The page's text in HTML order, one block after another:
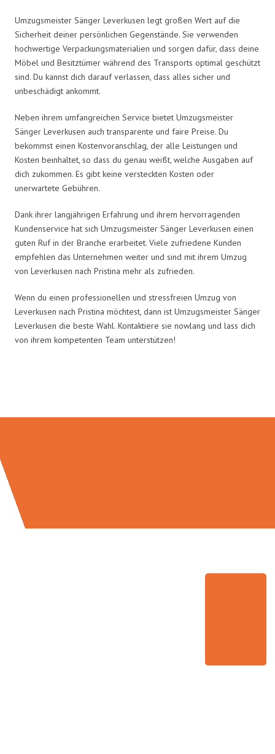
Umzugsmeister Sänger Leverkusen legt großen Wert auf die
Sicherheit deiner persönlichen Gegenstände. Sie verwenden
hochwertige Verpackungsmaterialien und sorgen dafür, dass deine
Möbel und Besitztümer während des Transports optimal geschützt
sind. Du kannst dich darauf verlassen, dass alles sicher und
unbeschädigt ankommt.
Neben ihrem umfangreichen Service bietet Umzugsmeister
Sänger Leverkusen auch transparente und faire Preise. Du
bekommst einen Kostenvoranschlag, der alle Leistungen und
Kosten beinhaltet, so dass du genau weißt, welche Ausgaben auf
dich zukommen. Es gibt keine versteckten Kosten oder
unerwartete Gebühren.
Dank ihrer langjährigen Erfahrung und ihrem hervorragenden
Kundenservice hat sich Umzugsmeister Sänger Leverkusen einen
guten Ruf in der Branche erarbeitet. Viele zufriedene Kunden
empfehlen das Unternehmen weiter und sind mit ihrem Umzug
von Leverkusen nach Pristina mehr als zufrieden.
Wenn du einen professionellen und stressfreien Umzug von
Leverkusen nach Pristina möchtest, dann ist Umzugsmeister Sänger
Leverkusen die beste Wahl. Kontaktiere sie nowlang und lass dich
von ihrem kompetenten Team unterstützen!